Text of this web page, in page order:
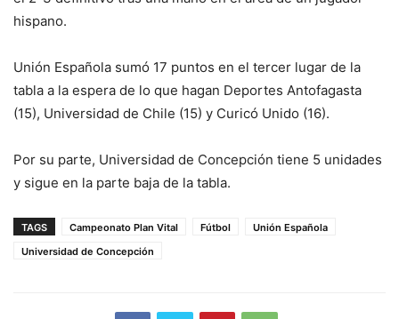
hispano.
Unión Española sumó 17 puntos en el tercer lugar de la
tabla a la espera de lo que hagan Deportes Antofagasta
(15), Universidad de Chile (15) y Curicó Unido (16).
Por su parte, Universidad de Concepción tiene 5 unidades
y sigue en la parte baja de la tabla.
TAGS Campeonato Plan Vital Fútbol
Unión Española
Universidad de Concepción